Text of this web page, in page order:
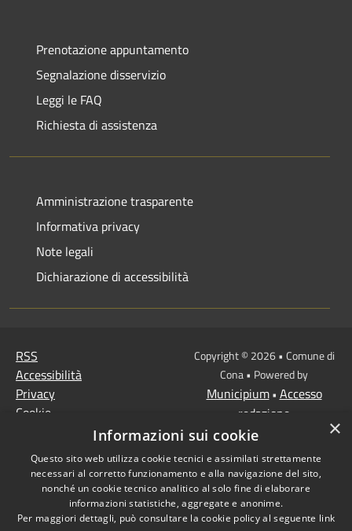
Prenotazione appuntamento
Segnalazione disservizio
Leggi le FAQ
Richiesta di assistenza
Amministrazione trasparente
Informativa privacy
Note legali
Dichiarazione di accessibilità
RSS
Accessibilità
Privacy
Cookie
MISSIONE 2 Rivoluzione
verde e transizione
ecologica
Missione 1 -
Copyright © 2026 • Comune di
Cona • Powered by
Municipium• Accesso
redazione
×
Informazioni sui cookie
Questo sito web utilizza cookie tecnici e assimilati strettamente
necessari al corretto funzionamento e alla navigazione del sito,
nonché un cookie tecnico analitico al solo fine di elaborare
informazioni statistiche, aggregate e anonime.
Per maggiori dettagli, può consultare la cookie policy al seguente link